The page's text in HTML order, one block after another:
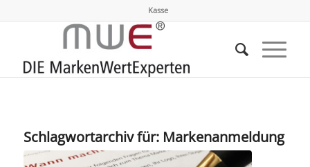
Kasse
Schlagwortarchiv für: Markenanmeldung